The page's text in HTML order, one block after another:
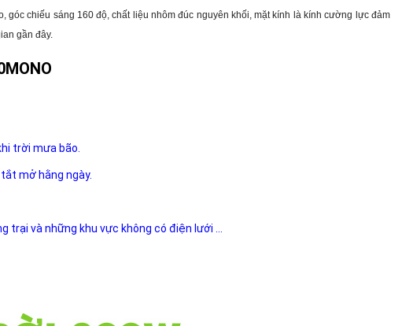
chiếu sáng 160 độ, chất liệu nhôm đúc nguyên khối, mặt kính là kính cường lực đảm
gần đây.
trời mưa bão.
mở hằng ngày.
trại và những khu vực không có điện lưới ...